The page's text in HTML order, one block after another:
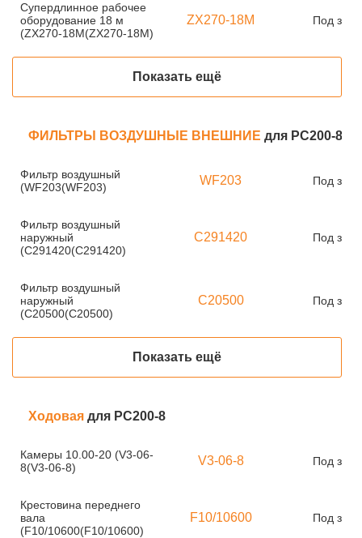
Супердлинное рабочее
оборудование 18 м
(ZX270-18M(ZX270-18M)
ZX270-18M Под
Показать ещё
ФИЛЬТРЫ ВОЗДУШНЫЕ ВНЕШНИЕ для PC200-8
Фильтр воздушный
(WF203(WF203)
WF203 Под
Фильтр воздушный
наружный
(C291420(C291420)
C291420 Под
Фильтр воздушный
наружный
(C20500(C20500)
C20500 Под
Показать ещё
Ходовая для PC200-8
Камеры 10.00-20 (V3-06-
8(V3-06-8)
V3-06-8 Под
Крестовина переднего
вала
(F10/10600(F10/10600)
F10/10600 Под